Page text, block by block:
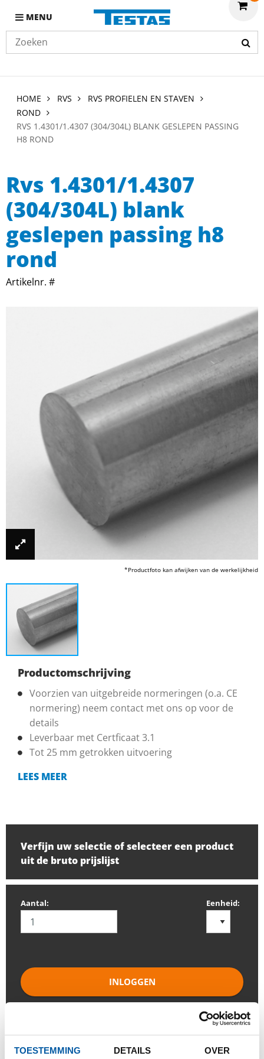
TOESTEMMING DETAILS OVER
MENU
HOME RVS
RVS PROFIELEN EN STAVEN
ROND
RVS 1.4301/1.4307 (304/304L) BLANK GESLEPEN PASSING
H8 ROND
Rvs 1.4301/1.4307
(304/304L) blank
geslepen passing h8
rond
Artikelnr. #
*Productfoto kan afwijken van de werkelijkheid
Productomschrijving
Voorzien van uitgebreide normeringen (o.a. CE
normering) neem contact met ons op voor de
details
Leverbaar met Certficaat 3.1
Tot 25 mm getrokken uitvoering
LEES MEER
Verfijn uw selectie of selecteer een product
uit de bruto prijslijst
Aantal: Eenheid:
INLOGGEN
Bestel met uw eigen artikelnummers